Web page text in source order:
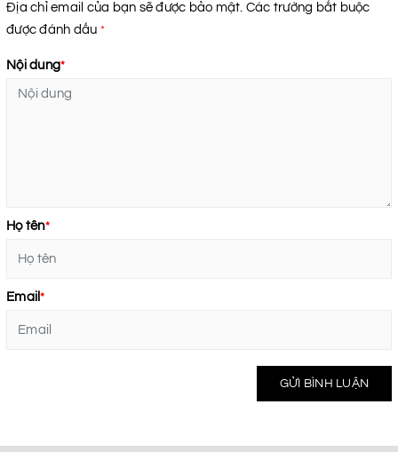
Địa chỉ email của bạn sẽ được bảo mật. Các trường bắt buộc
được đánh dấu *
Nội dung*
Họ tên*
Email*
GỬI BÌNH LUẬN